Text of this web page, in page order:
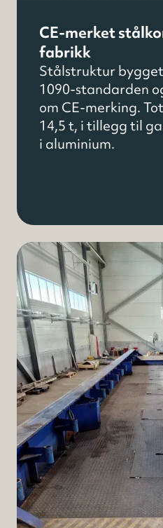
CE-merket
fabrikk
Stålstruktur
1090-standarden
om CE-merking.
14,5 t, i tillegg til
i aluminium.